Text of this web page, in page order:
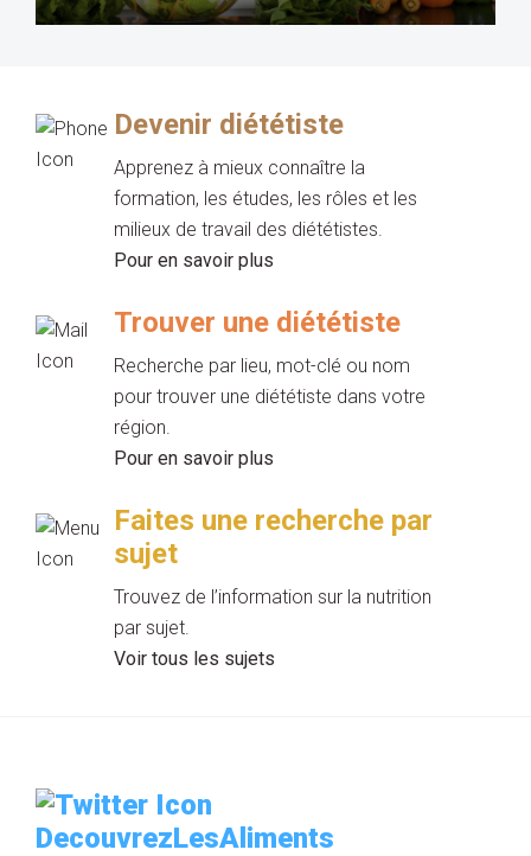
Devenir diététiste
Apprenez à mieux connaître la
formation, les études, les rôles et les
milieux de travail des diététistes.
Pour en savoir plus
Trouver une diététiste
Recherche par lieu, mot-clé ou nom
pour trouver une diététiste dans votre
région.
Pour en savoir plus
Faites une recherche par
sujet
Trouvez de l’information sur la nutrition
par sujet.
Voir tous les sujets
DecouvrezLesAliments